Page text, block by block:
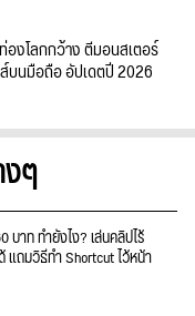
องโลกกว้าง ตีมอนสเตอร์
นมือถือ อัปเดตปี 2026
ๆ
บาท ทำยังไง? เล่นคลิปไร้
ถมวิธีทำ Shortcut ไว้หน้า